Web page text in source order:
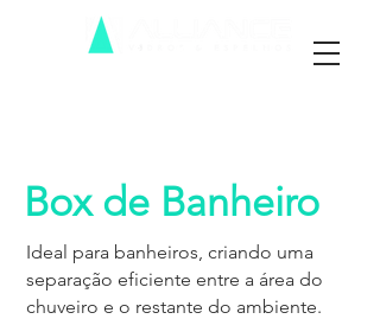
Box de Banheiro
Ideal para banheiros, criando uma
separação eficiente entre a área do
chuveiro e o restante do ambiente.